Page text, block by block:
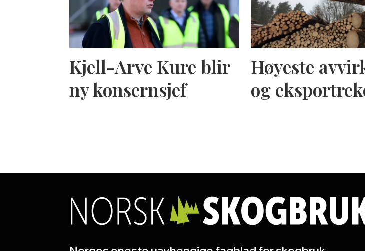
Kjell-Arve Kure blir
ny konsernsjef
Høyeste
og